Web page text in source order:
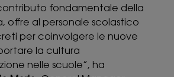
fondamentale della
offre al personale scolastico
per coinvolgere le nuove
la cultura
nelle scuole”, ha